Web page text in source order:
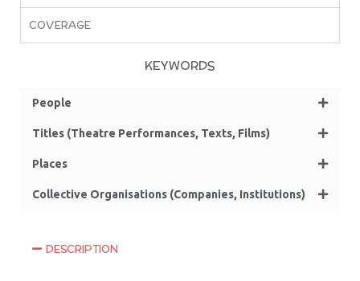
COVERAGE
KEYWORDS
People
Titles (Theatre Performances, Texts, Films)
Places
Collective Organisations (Companies, Institutions)
DESCRIPTION